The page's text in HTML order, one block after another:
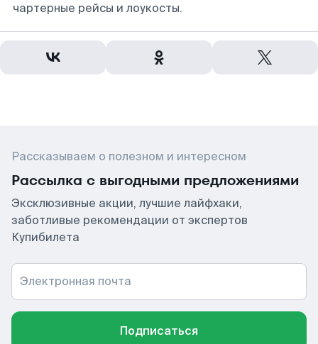
чартерные рейсы и лоукосты.
Рассказываем о полезном и интересном
Рассылка с выгодными предложениями
Эксклюзивные акции, лучшие лайфхаки,
заботливые рекомендации от экспертов
Купибилета
Электронная почта
Подписаться